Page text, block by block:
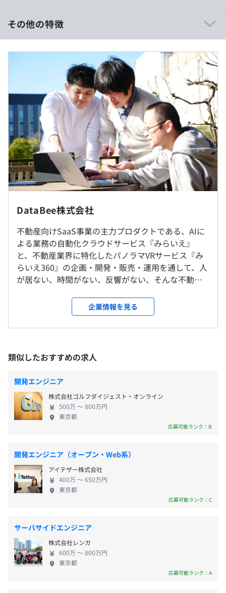
あります。
■フラットな環境なので、円滑にコミュニケーションを取
ることができます。
〈不動産向けSI事業〉
■AI・人工知能による業務の自動化クラウドサービス『み
らいえ』
『みらいえ』は不動産業界向けのクラウドサービスで、業
務の自動化を実現します。
三井不動産リアリティ、東急リバブルなど大手企業様に導
入いただいております。
①広告管理機能
力が可能です。各物件の写真へのキャプションも画像認識
機能を使って一括入力できます。これにより、人材を有効
活用し、組織全体の生産性を向上させます。
②サイト制作機能
テンプレートに従って入力するだけで、自社サイトを簡単
に制作できます。さらに、集客支援機能が実装されてお
り、蓄積したデータから自動で集客方法を導き出し、サポ
ートします。これにより、集客効率の大幅な向上が期待で
問い合わせがあると、自動で来店予約をスケジュール化し
し、自動で追客する機能も搭載。蓄積データを基に「来店
率の高い返信内容」を自動送信することで、来店率の向上
を図ります。
に限らず、企業内外のシステム間データ連携を簡単に実現
するプラットフォームを構築します。これにより、超高速
処理・超安定処理を提供します。
■不動産業界に特化したパノラマVRサービス『みらいえ
ホームページで手軽に3D内見が可能！
全天球パノラマ画像により、住まいをお探しのお客様に現
地に足を運ばずにリビングの天井の高さやクローゼットの
奥行きまで伝えることができます。これにより、成約率の
向上とスピード化が期待できます。忙しい方や遠方から引
転勤はありません。
＜雇入時＞
東京本社、および自宅
＜変更範囲＞
会社の定める場所（テレワークをおこなう場所を含む）
受動喫煙防止措置に関する事項
敷地内禁煙（屋外喫煙場所あり）
■JR線「新宿駅」東口より徒歩8分
B3（B5）より徒歩2分
■西武新宿線西武「新宿駅」南口より徒歩6分
【年収550万円の事例】
■賃金形態：月給制
■賃金の決定方法：ご経験・スキルを考慮して決定いたし
■月給：約40万
・基本給：約32万4000円
・固定残業代：約7万6,000円～（30時間分、超過分は別
途支給）
※給与は年功序列ではなく、実力や貢献に応じて柔軟に上
がります。実際に入社2年で年収200万UPも可能です！
（実績あり）
（※ 想定年収は年収提示額を保証するものではありません）
■フレックスタイム制（コアタイム11：00～15：00）
休憩時間：60分（※昼食時間は業務の都合により各々の
【年間休日125日】
■完全週休2日制（土・日）
■祝日
■夏季休暇
■特別休暇
■GW休暇
■慶弔休暇
■産前・産後休暇
■通勤手当（月2万上限）
その他の特徴
DataBee株式会社
不動産向けSaaS事業の主力プロダクトである、AIに
よる業務の自動化クラウドサービス『みらいえ』
と、不動産業界に特化したパノラマVRサービス『み
らいえ360』の企画・開発・販売・運用を通して、人
が居ない、時間がない、反響がない、そんな不動産
【Vision】 わたしたちは「ITをもっとやさしく〜人
にやさしいITで世界から情報格差をなくす」 をビジ
ョンに、ITの活用が進んでいない産業の経営課題解
技術が世の中を大きく進歩させた一方で、同時に大
きな情報格差を生み出しています。実際にその格差を
感じたのは、地域密着の小さな不動産店舗でのこ
と。 ご高齢の店主がPCでの業務に苦慮し、時代に置
き去りにされている姿を目の当たりにしました。そ
のとき、情報弱者を含む誰もが容易に活用でき
る、”人にやさしい”ITシステムの必要性を痛感した
に使えてボタン1つでやりたいことが実現できる世
界。そんな社会の実現に向けて、誰もが使える「UI
／UX」「自動化」を追求したサービスを開発・提供
しています。 【事業内容】 現在は自社サービス『み
らいえ』を用いて不動産会社様の経営課題解決とDX
た、不動産会社様の業務効率化・集客支援をおこな
うクラウドサービスです。 入力作業の負担を70%軽
減できる「物件情報の一発入力」をはじめとした
【自動化機能】が業界で高い評価をいただいてお
り、導入店舗は4000店舗。 今後は大手不動産事業者
企業情報を見る
類似したおすすめの求人
開発エンジニア
株式会社ゴルフダイジェスト・オンライン
500万 〜 800万円
東京都
応募可能ランク：B
開発エンジニア（オープン・Web系）
アイテザー株式会社
400万 〜 650万円
東京都
応募可能ランク：C
サーバサイドエンジニア
株式会社レンガ
600万 〜 800万円
東京都
応募可能ランク：A